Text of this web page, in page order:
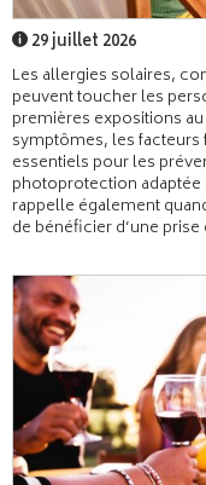
29 juillet 2026
Les allergies solaires,
peuvent toucher les
premières expositions
symptômes, les facteurs
essentiels pour les
photoprotection adaptée
rappelle également
de bénéficier d’une